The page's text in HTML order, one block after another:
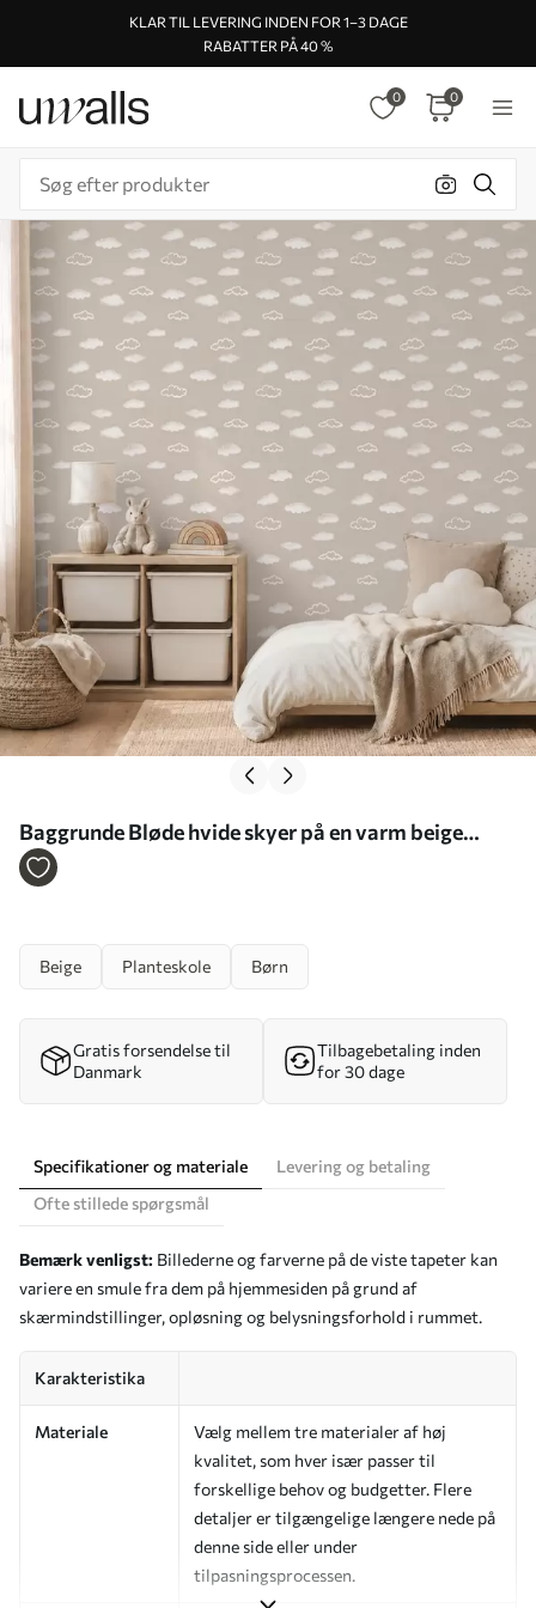
KLAR TIL LEVERING INDEN FOR 1–3 DAGE
RABATTER PÅ 40 %
0 0
Baggrunde Bløde hvide skyer på en varm beige
baggrund Nr. a00442
Beige Planteskole Børn
Gratis forsendelse til
Danmark
Tilbagebetaling inden
for 30 dage
Specifikationer og materiale
Levering og betaling
Ofte stillede spørgsmål
Bemærk venligst: Billederne og farverne på de viste tapeter kan
variere en smule fra dem på hjemmesiden på grund af
skærmindstillinger, opløsning og belysningsforhold i rummet.
Karakteristika
Materiale
Vælg mellem tre materialer af høj
kvalitet, som hver især passer til
forskellige behov og budgetter. Flere
detaljer er tilgængelige længere nede på
denne side eller under
tilpasningsprocessen.